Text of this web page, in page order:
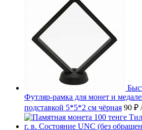
Футляр-рамка для монет и
подставкой 5*5*2 см чёрная 90 ₽